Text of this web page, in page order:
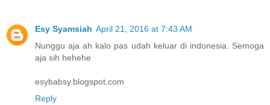
Esy Syamsiah April 21, 2016 at 7:43 AM
Nunggu aja ah kalo pas udah keluar di indonesia. Semoga
aja sih hehehe
esybabsy.blogspot.com
Reply